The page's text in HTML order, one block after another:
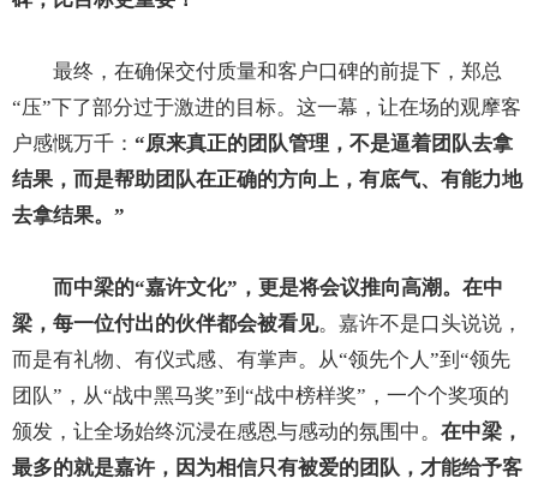
最终，在确保交付质量和客户口碑的前提下，郑总
“压”下了部分过于激进的目标。这一幕，让在场的观摩客
户感慨万千： “原来真正的团队管理，不是逼着团队去拿
结果，而是帮助团队在正确的方向上，有底气、有能力地
去拿结果。”
而中梁的“嘉许文化”，更是将会议推向高潮。在中
梁， 每一位付出的伙伴都会被看见。嘉许不是口头说说，
而是有礼物、有仪式感、有掌声。从“领先个人”到“领先
团队”，从“战中黑马奖”到“战中榜样奖”，一个个奖项的
颁发，让全场始终沉浸在感恩与感动的氛围中。 在中梁，
最多的就是嘉许，因为相信只有被爱的团队，才能给予客